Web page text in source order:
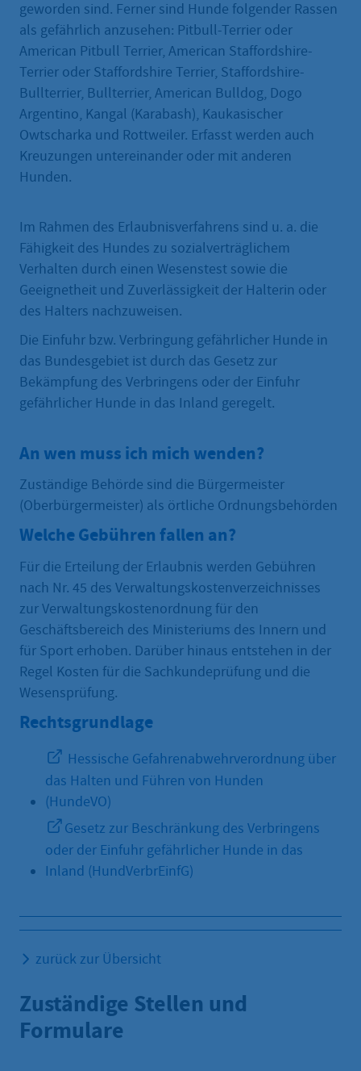
geworden sind. Ferner sind Hunde folgender Rassen
als gefährlich anzusehen: Pitbull-Terrier oder
American Pitbull Terrier, American Staffordshire-
Terrier oder Staffordshire Terrier, Staffordshire-
Bullterrier, Bullterrier, American Bulldog, Dogo
Argentino, Kangal (Karabash), Kaukasischer
Owtscharka und Rottweiler. Erfasst werden auch
Kreuzungen untereinander oder mit anderen
Hunden.
Im Rahmen des Erlaubnisverfahrens sind u. a. die
Fähigkeit des Hundes zu sozialverträglichem
Verhalten durch einen Wesenstest sowie die
Geeignetheit und Zuverlässigkeit der Halterin oder
des Halters nachzuweisen.
Die Einfuhr bzw. Verbringung gefährlicher Hunde in
das Bundesgebiet ist durch das Gesetz zur
Bekämpfung des Verbringens oder der Einfuhr
gefährlicher Hunde in das Inland geregelt.
An wen muss ich mich wenden?
Zuständige Behörde sind die Bürgermeister
(Oberbürgermeister) als örtliche Ordnungsbehörden
Welche Gebühren fallen an?
Für die Erteilung der Erlaubnis werden Gebühren
nach Nr. 45 des Verwaltungskostenverzeichnisses
zur Verwaltungskostenordnung für den
Geschäftsbereich des Ministeriums des Innern und
für Sport erhoben. Darüber hinaus entstehen in der
Regel Kosten für die Sachkundeprüfung und die
Wesensprüfung.
Rechtsgrundlage
Hessische Gefahrenabwehrverordnung über
das Halten und Führen von Hunden
(HundeVO)
Gesetz zur Beschränkung des Verbringens
oder der Einfuhr gefährlicher Hunde in das
Inland (HundVerbrEinfG)
zurück zur Übersicht
Zuständige Stellen und
Formulare